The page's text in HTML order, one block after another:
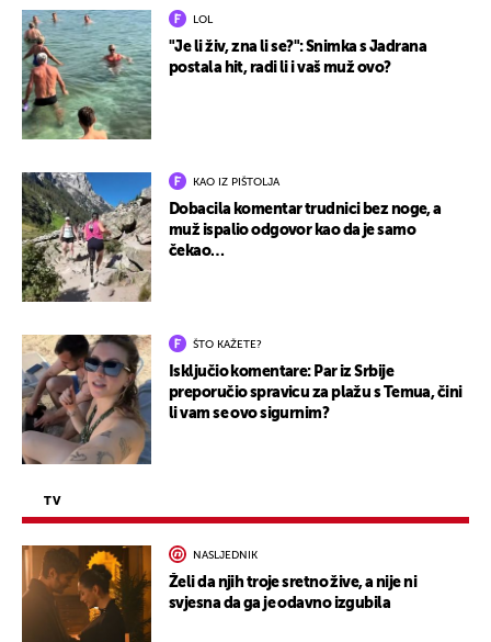
LOL
"Je li živ, zna li se?": Snimka s Jadrana
postala hit, radi li i vaš muž ovo?
KAO IZ PIŠTOLJA
Dobacila komentar trudnici bez noge, a
muž ispalio odgovor kao da je samo
čekao…
ŠTO KAŽETE?
Isključio komentare: Par iz Srbije
preporučio spravicu za plažu s Temua, čini
li vam se ovo sigurnim?
TV
NASLJEDNIK
Želi da njih troje sretno žive, a nije ni
svjesna da ga je odavno izgubila